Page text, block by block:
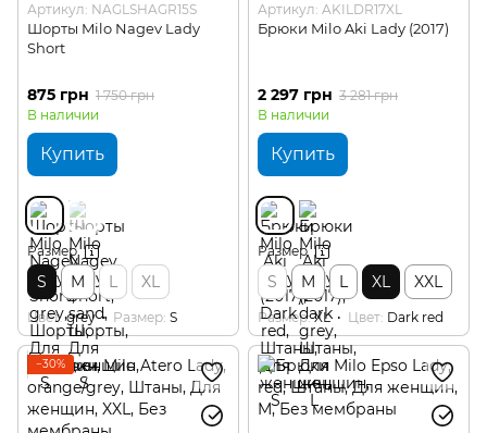
Артикул: NAGLSHAGR15S
Шорты Milo Nagev Lady
Short
875 грн 1 750 грн
В наличии
Купить
Размер
S M L XL
Цвет grey Размер S
Артикул: AKILDR17XL
Брюки Milo Aki Lady (2017)
2 297 грн 3 281 грн
В наличии
Купить
Размер
S M L XL XXL
Размер XL Цвет Dark red
−30%